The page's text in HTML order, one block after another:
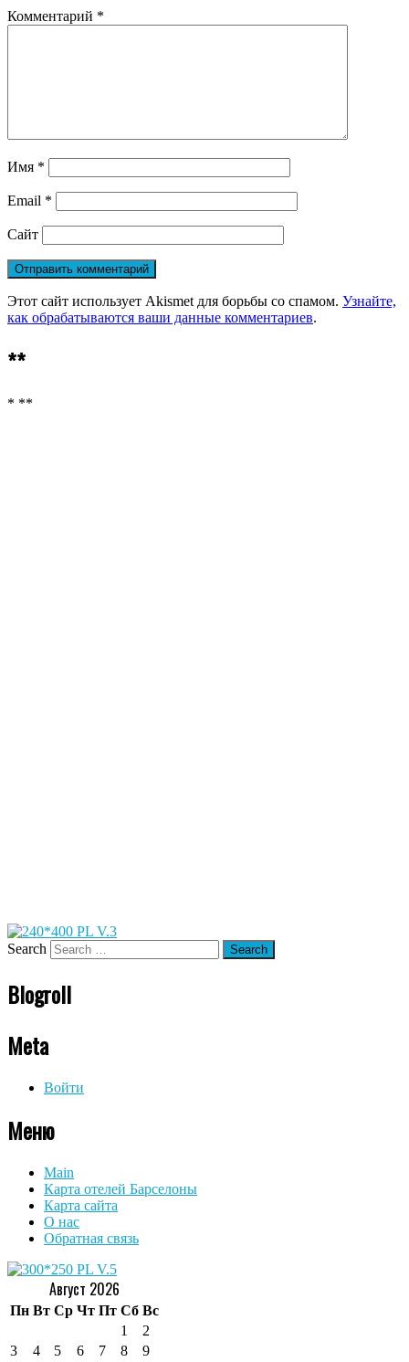
Комментарий *
Имя *
Email *
Сайт
Этот сайт использует Akismet для борьбы со спамом. Узнайте,
как обрабатываются ваши данные комментариев.
**
* **
Search
Blogroll
Meta
Войти
Меню
Main
Карта отелей Барселоны
Карта сайта
О нас
Обратная связь
Август 2026
Пн Вт Ср Чт Пт Сб Вс
1
2
3
4 5 6 7 8 9